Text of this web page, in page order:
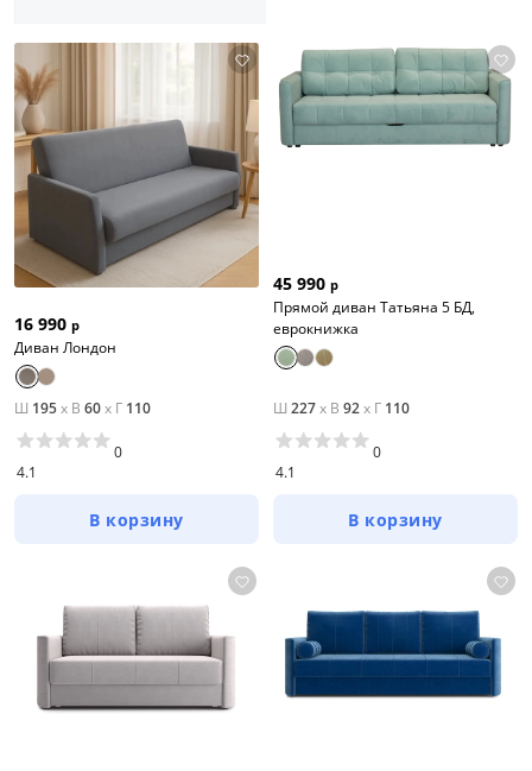
16 990 р
Диван Лондон
Ш 195x В 60x Г 110
4.1
0
В корзину
45 990 р
Прямой диван Татьяна 5 БД,
еврокнижка
Ш 227x В 92x Г 110
4.1
0
В корзину